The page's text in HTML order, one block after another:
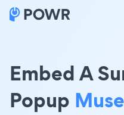
Embed A
Popup Muse